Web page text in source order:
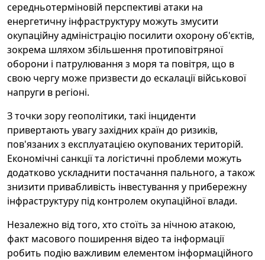
середньотерміновій перспективі атаки на
енергетичну інфраструктуру можуть змусити
окупаційну адміністрацію посилити охорону об'єктів,
зокрема шляхом збільшення протиповітряної
оборони і патрулювання з моря та повітря, що в
свою чергу може призвести до ескалації військової
напруги в регіоні.
З точки зору геополітики, такі інциденти
привертають увагу західних країн до ризиків,
пов'язаних з експлуатацією окупованих територій.
Економічні санкції та логістичні проблеми можуть
додатково ускладнити постачання пального, а також
знизити привабливість інвестування у прибережну
інфраструктуру під контролем окупаційної влади.
Незалежно від того, хто стоїть за нічною атакою,
факт масового поширення відео та інформації
робить подію важливим елементом інформаційного